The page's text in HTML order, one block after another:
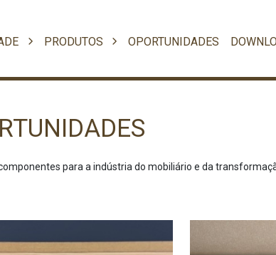
PRODUTOS OPORTUNIDADES
para a indústria do mobiliário e da